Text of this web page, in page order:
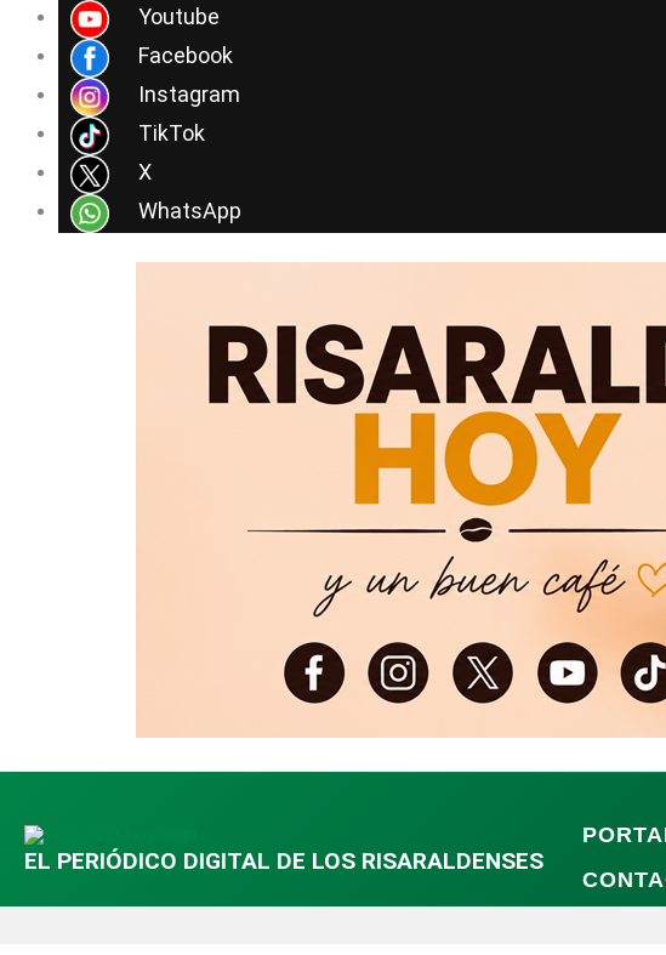
Youtube
Facebook
Instagram
TikTok
X
WhatsApp
contenido
EL PERIÓDICO DIGITAL DE LOS RISARALDENSES